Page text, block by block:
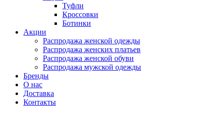
Туфли
Кроссовки
Ботинки
Акции
Распродажа женской одежды
Распродажа женских платьев
Распродажа женской обуви
Распродажа мужской одежды
Бренды
О нас
Доставка
Контакты